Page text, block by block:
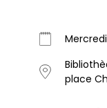
place